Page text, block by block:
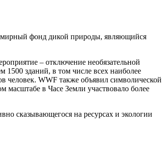
фонд дикой природы, являющийся
– отключение необязательной
1500 зданий, в том числе всех наиболее
человек. WWF также объявил символической
масштабе в Часе Земли участвовало более
сказывающегося на ресурсах и экологии